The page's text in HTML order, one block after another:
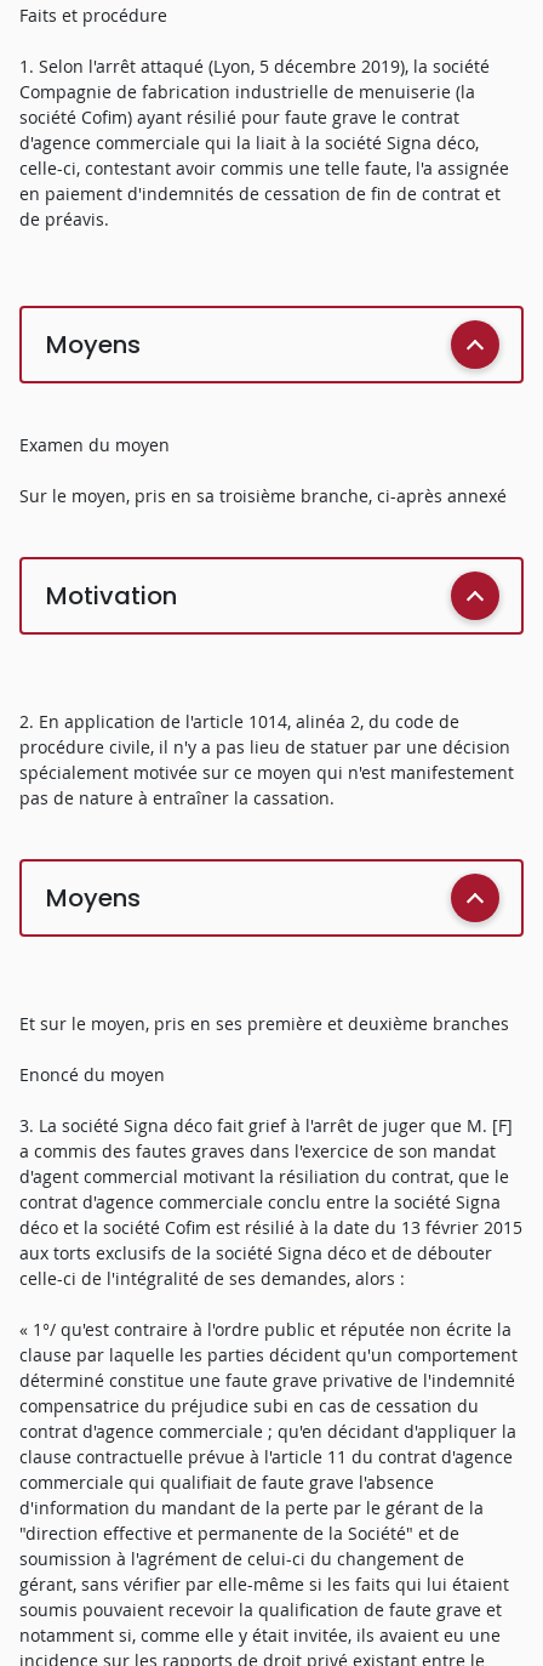
Faits et procédure
1. Selon l'arrêt attaqué (Lyon, 5 décembre 2019), la société
Compagnie de fabrication industrielle de menuiserie (la
société Cofim) ayant résilié pour faute grave le contrat
d'agence commerciale qui la liait à la société Signa déco,
celle-ci, contestant avoir commis une telle faute, l'a assignée
en paiement d'indemnités de cessation de fin de contrat et
de préavis.
Moyens
Examen du moyen
Sur le moyen, pris en sa troisième branche, ci-après annexé
Motivation
2. En application de l'article 1014, alinéa 2, du code de
procédure civile, il n'y a pas lieu de statuer par une décision
spécialement motivée sur ce moyen qui n'est manifestement
pas de nature à entraîner la cassation.
Moyens
Et sur le moyen, pris en ses première et deuxième branches
Enoncé du moyen
3. La société Signa déco fait grief à l'arrêt de juger que M. [F]
a commis des fautes graves dans l'exercice de son mandat
d'agent commercial motivant la résiliation du contrat, que le
contrat d'agence commerciale conclu entre la société Signa
déco et la société Cofim est résilié à la date du 13 février 2015
aux torts exclusifs de la société Signa déco et de débouter
celle-ci de l'intégralité de ses demandes, alors :
« 1°/ qu'est contraire à l'ordre public et réputée non écrite la
clause par laquelle les parties décident qu'un comportement
déterminé constitue une faute grave privative de l'indemnité
compensatrice du préjudice subi en cas de cessation du
contrat d'agence commerciale ; qu'en décidant d'appliquer la
clause contractuelle prévue à l'article 11 du contrat d'agence
commerciale qui qualifiait de faute grave l'absence
d'information du mandant de la perte par le gérant de la
"direction effective et permanente de la Société" et de
soumission à l'agrément de celui-ci du changement de
gérant, sans vérifier par elle-même si les faits qui lui étaient
soumis pouvaient recevoir la qualification de faute grave et
notamment si, comme elle y était invitée, ils avaient eu une
incidence sur les rapports de droit privé existant entre le